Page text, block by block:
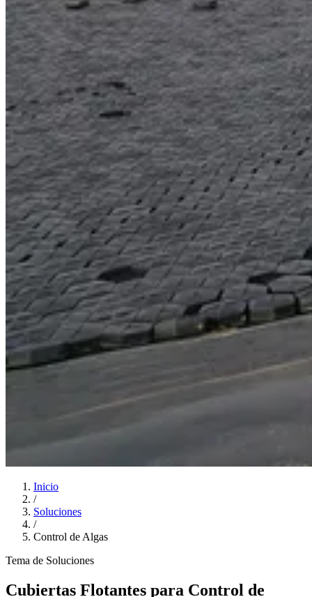
Inicio
/
Soluciones
/
Control de Algas
Tema de Soluciones
Cubiertas Flotantes para Control de